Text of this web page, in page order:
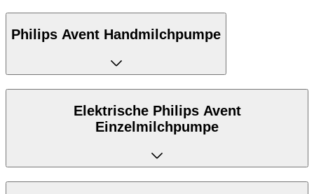
Philips Avent Handmilchpumpe
Elektrische Philips Avent
Einzelmilchpumpe